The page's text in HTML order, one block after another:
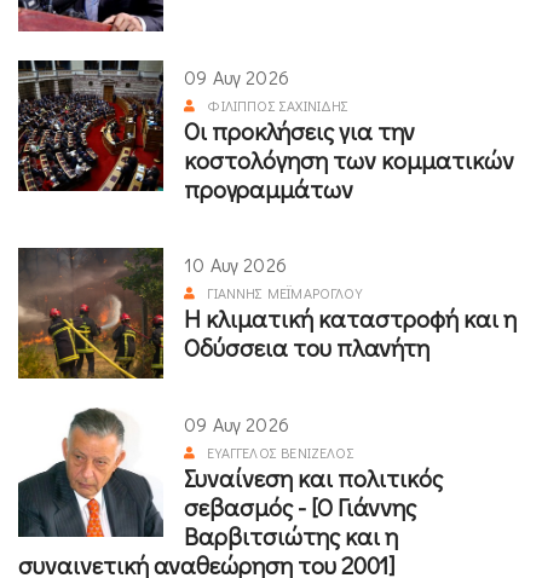
09 Αυγ 2026
ΦΊΛΙΠΠΟΣ ΣΑΧΙΝΊΔΗΣ
Οι προκλήσεις για την
κοστολόγηση των κομματικών
προγραμμάτων
10 Αυγ 2026
ΓΙΆΝΝΗΣ ΜΕΪΜΆΡΟΓΛΟΥ
Η κλιματική καταστροφή και η
Οδύσσεια του πλανήτη
09 Αυγ 2026
ΕΥΆΓΓΕΛΟΣ ΒΕΝΙΖΈΛΟΣ
Συναίνεση και πολιτικός
σεβασμός - [Ο Γιάννης
Βαρβιτσιώτης και η
συναινετική αναθεώρηση του 2001]